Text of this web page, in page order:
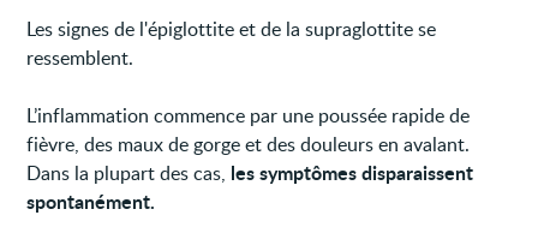
Les signes de l'épiglottite et de la supraglottite se
ressemblent.
L’inflammation commence par une poussée rapide de
fièvre, des maux de gorge et des douleurs en avalant.
Dans la plupart des cas, les symptômes disparaissent
spontanément.